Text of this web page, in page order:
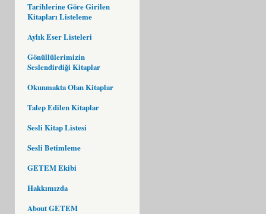
Tarihlerine Göre Girilen
Kitapları Listeleme
Aylık Eser Listeleri
Gönüllülerimizin
Seslendirdiği Kitaplar
Okunmakta Olan Kitaplar
Talep Edilen Kitaplar
Sesli Kitap Listesi
Sesli Betimleme
GETEM Ekibi
Hakkımızda
About GETEM